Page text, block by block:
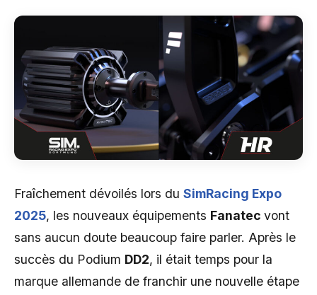
Fraîchement dévoilés lors du SimRacing Expo
2025, les nouveaux équipements Fanatec vont
sans aucun doute beaucoup faire parler. Après le
succès du Podium DD2, il était temps pour la
marque allemande de franchir une nouvelle étape